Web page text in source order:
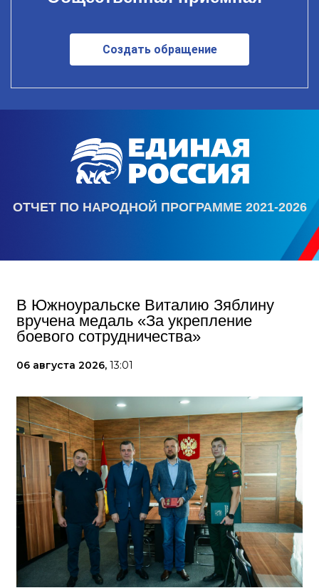
Создать обращение
ОТЧЕТ ПО НАРОДНОЙ ПРОГРАММЕ 2021-2026
В Южноуральске Виталию Зяблину
вручена медаль «За укрепление
боевого сотрудничества»
06 августа 2026, 13:01